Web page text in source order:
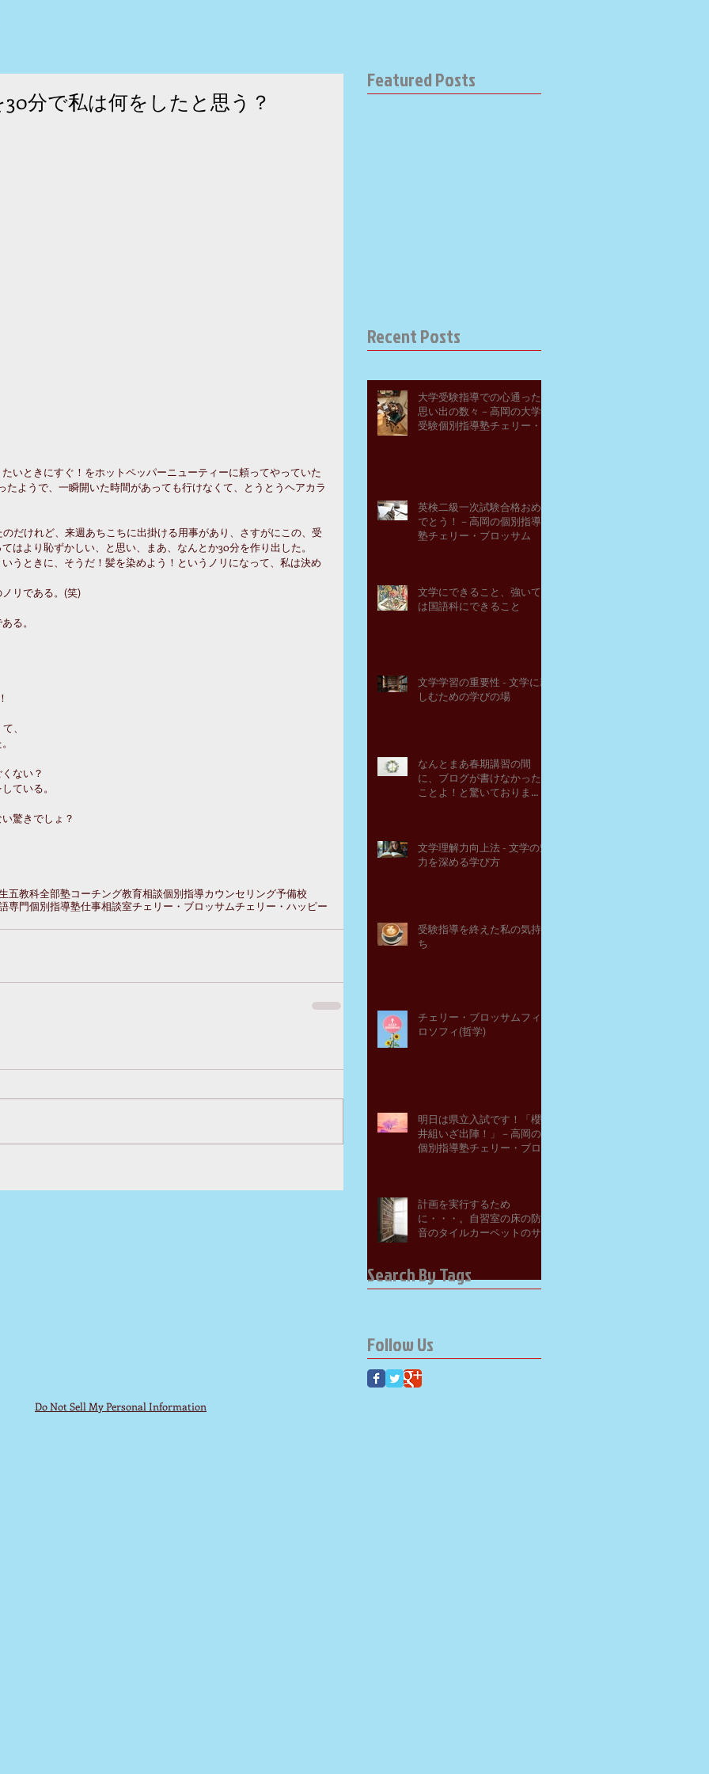
分で私は何をしたと思う？
いときにすぐ！をホットペッパーニューティーに頼ってやっていた
たようで、一瞬開いた時間があっても行けなくて、とうとうヘアカラ
だけれど、来週あちこちに出掛ける用事があり、さすがにこの、受
はより恥ずかしい、と思い、まあ、なんとか30分を作り出した。
うときに、そうだ！髪を染めよう！というノリになって、私は決め
リである。(笑)
る。
、
ない？
ている。
驚きでしょ？
五教科全部塾コーチング教育相談個別指導カウンセリング予備校
専門個別指導塾仕事相談室チェリー・ブロッサムチェリー・ハッピー
Featured Posts
Recent Posts
大学受験指導での心通った
思い出の数々－高岡の大学
受験個別指導塾チェリー・
英検二級一次試験合格おめ
でとう！－高岡の個別指導
塾チェリー・ブロッサム
文学にできること、強いて
は国語科にできること
文学学習の重要性 - 文学に親
しむための学びの場
なんとまあ春期講習の間
に、ブログが書けなかった
ことよ！と驚いておりま
文学理解力向上法 - 文学の魅
力を深める学び方
受験指導を終えた私の気持
ち
チェリー・ブロッサムフィ
ロソフィ(哲学)
明日は県立入試です！「櫻
井組いざ出陣！」－高岡の
個別指導塾チェリー・ブロ
計画を実行するため
に・・・。自習室の床の防
音のタイルカーペットのサ
塾チェリー・ブロッサム
Search By Tags
Follow Us
Do Not Sell My Personal Information